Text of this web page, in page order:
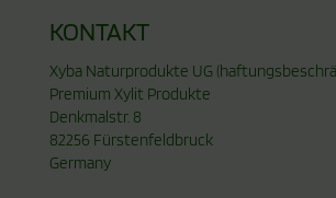
KONTAKT
Xyba Naturprodukte UG
Premium Xylit Produkte
Denkmalstr. 8
82256 Fürstenfeldbruck
Germany